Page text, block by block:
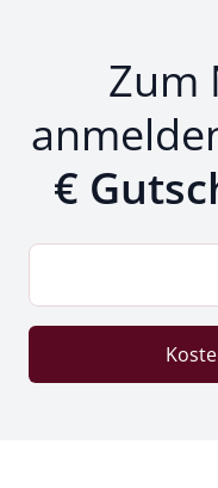
Zum
€